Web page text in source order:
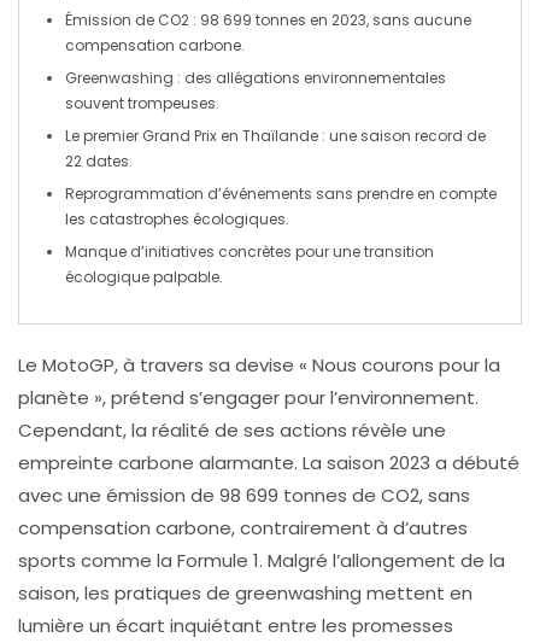
Émission de CO2 : 98 699 tonnes en 2023, sans aucune
compensation carbone.
Greenwashing : des allégations environnementales
souvent trompeuses.
Le premier Grand Prix en Thaïlande : une saison record de
22 dates.
Reprogrammation d’événements sans prendre en compte
les catastrophes écologiques.
Manque d’initiatives concrètes pour unetransition
écologiquepalpable.
Le MotoGP, à travers sa devise « Nous courons pour la
planète », prétend s’engager pour l’environnement.
Cependant, la réalité de ses actions révèle une
empreinte carbone alarmante. La saison 2023 a débuté
avec une émission de 98 699 tonnes de CO2, sans
compensation carbone, contrairement à d’autres
sports comme la Formule 1. Malgré l’allongement de la
saison, les pratiques de greenwashing mettent en
lumière un écart inquiétant entre les promesses